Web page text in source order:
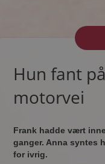
Hun fant
motorvei
Frank hadde vært
ganger. Anna syntes
for ivrig.